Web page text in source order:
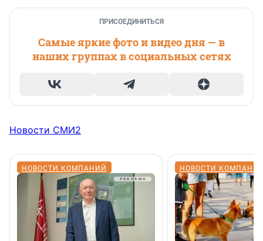
ПРИСОЕДИНИТЬСЯ
Самые яркие фото и видео дня — в
наших группах в социальных сетях
Новости СМИ2
НОВОСТИ КОМПАНИЙ НОВОСТИ